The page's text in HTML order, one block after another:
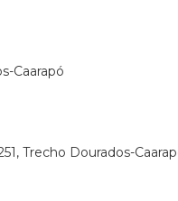
Caarapó
Trecho Dourados-